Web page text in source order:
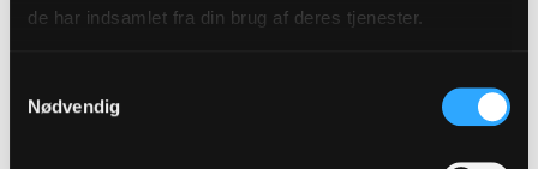
de har indsamlet fra din brug af deres tjenester.
Nødvendig